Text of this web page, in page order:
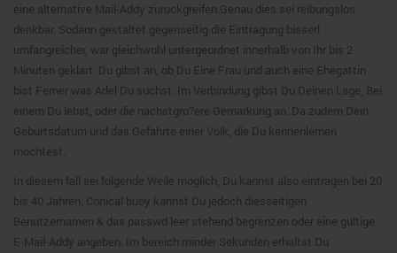
eine alternative Mail-Addy zuruckgreifen.Genau dies sei reibungslos
denkbar. Sodann gestaltet gegenseitig die Eintragung bisserl
umfangreicher, war gleichwohl untergeordnet innerhalb von Ihr bis 2
Minuten geklart. Du gibst an, ob Du Eine Frau und auch eine Ehegattin
bist Ferner was Adel Du suchst. Im Verbindung gibst Du Deinen Lage, Bei
einem Du lebst, oder die nachstgro?ere Gemarkung an. Da zudem Dein
Geburtsdatum und das Gefahrte einer Volk, die Du kennenlernen
mochtest.
In diesem fall sei folgende Weile moglich, Du kannst also eintragen bei 20
bis 40 Jahren. Conical buoy kannst Du jedoch diesseitigen
Benutzernamen & das passwd leer stehend begrenzen oder eine gultige
E-Mail-Addy angeben. Im bereich minder Sekunden erhaltst Du